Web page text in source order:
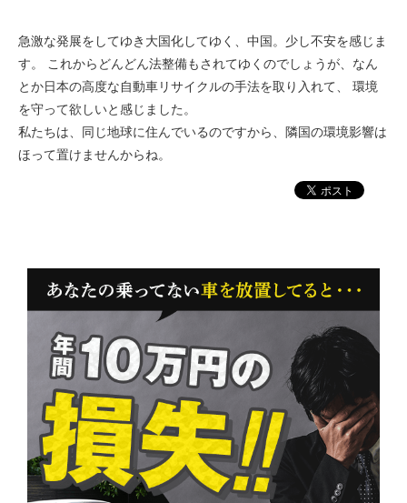
急激な発展をしてゆき大国化してゆく、中国。少し不安を感じま
す。 これからどんどん法整備もされてゆくのでしょうが、なん
とか日本の高度な自動車リサイクルの手法を取り入れて、 環境
を守って欲しいと感じました。
私たちは、同じ地球に住んでいるのですから、隣国の環境影響は
ほって置けませんからね。